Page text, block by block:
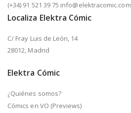
(+34) 91 521 39 75 info@elektracomic.com
Localiza Elektra Cómic
C/ Fray Luis de León, 14
28012, Madrid
Elektra Cómic
¿Quiénes somos?
Cómics en VO (Previews)